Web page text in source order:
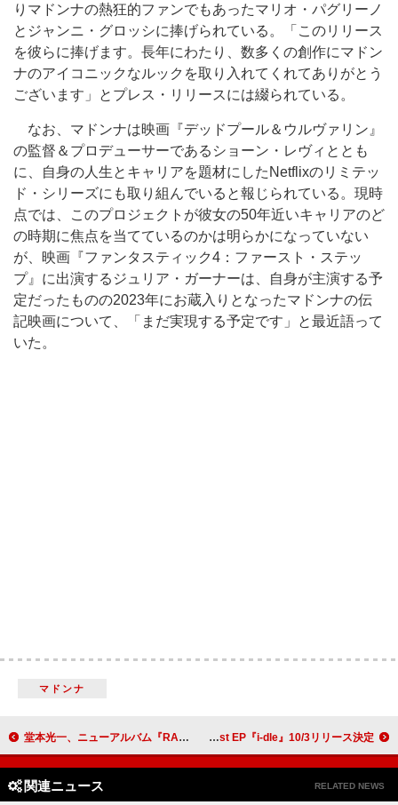
りマドンナの熱狂的ファンでもあったマリオ・パグリーノ
とジャンニ・グロッシに捧げられている。「このリリース
を彼らに捧げます。長年にわたり、数多くの創作にマドン
ナのアイコニックなルックを取り入れてくれてありがとう
ございます」とプレス・リリースには綴られている。
なお、マドンナは映画『デッドプール＆ウルヴァリン』
の監督＆プロデューサーであるショーン・レヴィととも
に、自身の人生とキャリアを題材にしたNetflixのリミテッ
ド・シリーズにも取り組んでいると報じられている。現時
点では、このプロジェクトが彼女の50年近いキャリアのど
の時期に焦点を当てているのかは明らかになっていない
が、映画『ファンタスティック4：ファースト・ステッ
プ』に出演するジュリア・ガーナーは、自身が主演する予
定だったものの2023年にお蔵入りとなったマドンナの伝
記映画について、「まだ実現する予定です」と最近語って
いた。
マドンナ
堂本光一、ニューアルバム『RAISE』リリース＆全国ツアーへ i-dle、日本1st EP『i-dle』10/3リリース決定
関連ニュース RELATED NEWS